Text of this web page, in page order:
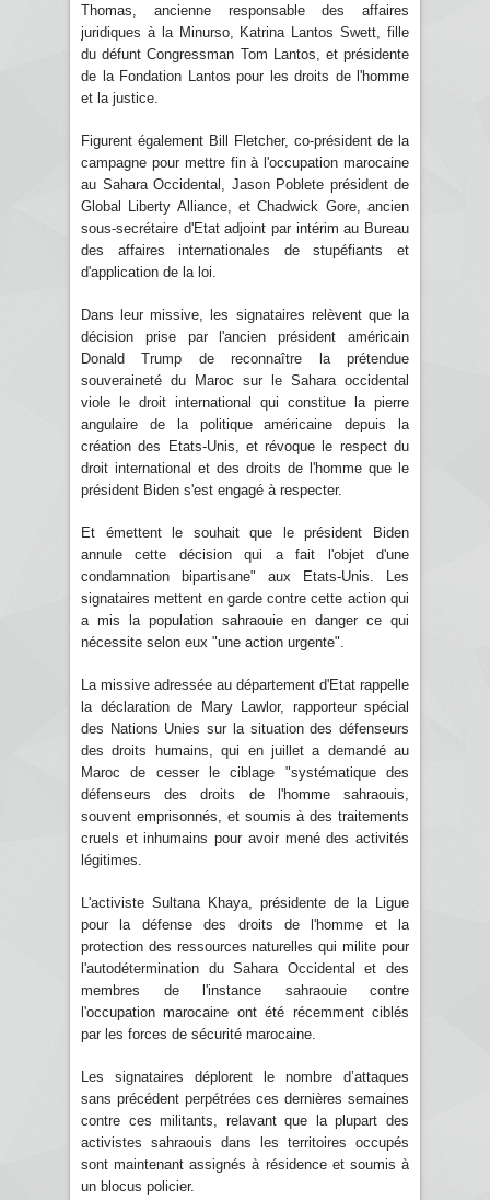
Thomas, ancienne responsable des affaires
juridiques à la Minurso, Katrina Lantos Swett, fille
du défunt Congressman Tom Lantos, et présidente
de la Fondation Lantos pour les droits de l'homme
et la justice.
Figurent également Bill Fletcher, co-président de la
campagne pour mettre fin à l'occupation marocaine
au Sahara Occidental, Jason Poblete président de
Global Liberty Alliance, et Chadwick Gore, ancien
sous-secrétaire d'Etat adjoint par intérim au Bureau
des affaires internationales de stupéfiants et
d'application de la loi.
Dans leur missive, les signataires relèvent que la
décision prise par l'ancien président américain
Donald Trump de reconnaître la prétendue
souveraineté du Maroc sur le Sahara occidental
viole le droit international qui constitue la pierre
angulaire de la politique américaine depuis la
création des Etats-Unis, et révoque le respect du
droit international et des droits de l'homme que le
président Biden s'est engagé à respecter.
Et émettent le souhait que le président Biden
annule cette décision qui a fait l'objet d'une
condamnation bipartisane" aux Etats-Unis. Les
signataires mettent en garde contre cette action qui
a mis la population sahraouie en danger ce qui
nécessite selon eux "une action urgente".
La missive adressée au département d'Etat rappelle
la déclaration de Mary Lawlor, rapporteur spécial
des Nations Unies sur la situation des défenseurs
des droits humains, qui en juillet a demandé au
Maroc de cesser le ciblage "systématique des
défenseurs des droits de l'homme sahraouis,
souvent emprisonnés, et soumis à des traitements
cruels et inhumains pour avoir mené des activités
légitimes.
L'activiste Sultana Khaya, présidente de la Ligue
pour la défense des droits de l'homme et la
protection des ressources naturelles qui milite pour
l'autodétermination du Sahara Occidental et des
membres de l'instance sahraouie contre
l'occupation marocaine ont été récemment ciblés
par les forces de sécurité marocaine.
Les signataires déplorent le nombre d’attaques
sans précédent perpétrées ces dernières semaines
contre ces militants, relavant que la plupart des
activistes sahraouis dans les territoires occupés
sont maintenant assignés à résidence et soumis à
un blocus policier.